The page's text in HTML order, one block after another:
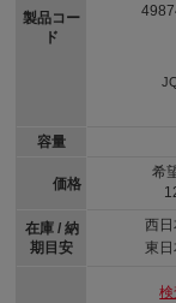
製品コー
ド
容量
価格
在庫 / 納
期目安
希
西日
東